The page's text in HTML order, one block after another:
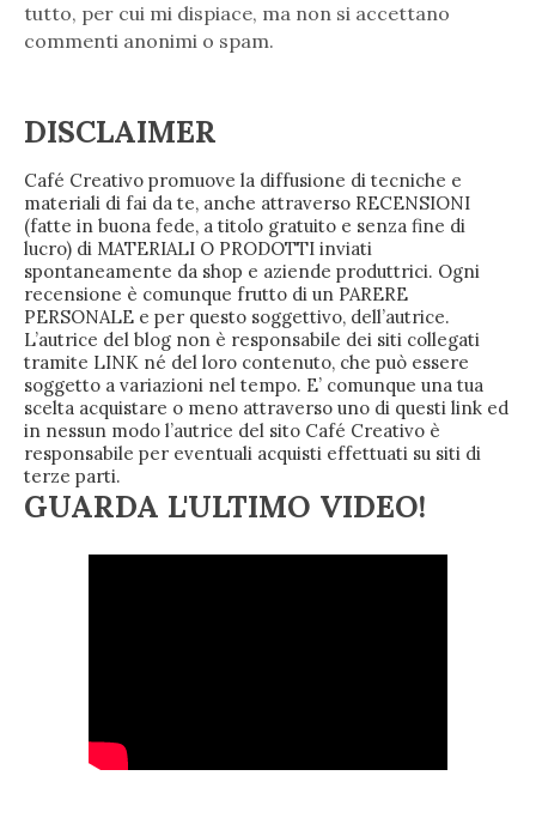
tutto, per cui mi dispiace, ma non si accettano
commenti anonimi o spam.
DISCLAIMER
Café Creativo promuove la diffusione di tecniche e
materiali di fai da te, anche attraverso RECENSIONI
(fatte in buona fede, a titolo gratuito e senza fine di
lucro) di MATERIALI O PRODOTTI inviati
spontaneamente da shop e aziende produttrici. Ogni
recensione è comunque frutto di un PARERE
PERSONALE e per questo soggettivo, dell’autrice.
L’autrice del blog non è responsabile dei siti collegati
tramite LINK né del loro contenuto, che può essere
soggetto a variazioni nel tempo. E’ comunque una tua
scelta acquistare o meno attraverso uno di questi link ed
in nessun modo l’autrice del sito Café Creativo è
responsabile per eventuali acquisti effettuati su siti di
terze parti.
GUARDA L'ULTIMO VIDEO!